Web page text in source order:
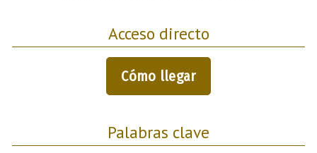
Acceso directo
Cómo llegar
Palabras clave